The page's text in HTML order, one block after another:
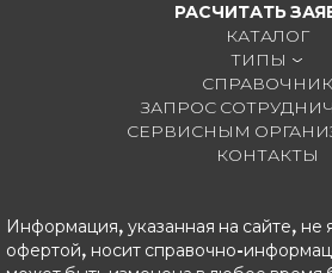
РАСЧИТАТЬ
КАТАЛОГ
ТИПЫ
СПРАВОЧНИК
ЗАПРОС
СЕРВИСНЫМ
КОНТАКТЫ
Информация, указанная на сайте, не
офертой, носит справочно-